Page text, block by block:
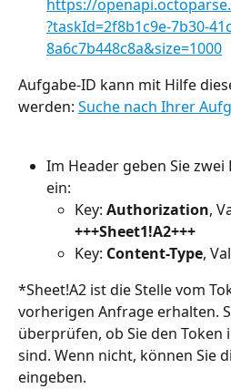
https://
?taskId=2f8b1c9e-7b30-
8a6c7b448c8a&size=1000
Aufgabe-ID kann mit Hilfe
werden: Suche nach Ihrer
Im Header geben Sie zwei
ein:
Key: Authorization,
+++Sheet1!A2+++
Key: Content-Type,
*Sheet!A2 ist die Stelle vom
vorherigen Anfrage erhalten.
überprüfen, ob Sie den Token
sind. Wenn nicht, können Sie
eingeben.